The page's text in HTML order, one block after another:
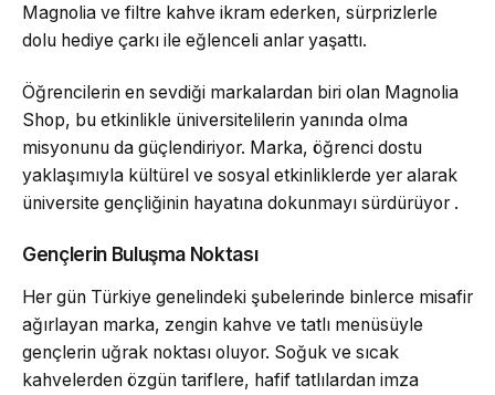
Magnolia ve filtre kahve ikram ederken, sürprizlerle
dolu hediye çarkı ile eğlenceli anlar yaşattı.
Öğrencilerin en sevdiği markalardan biri olan Magnolia
Shop, bu etkinlikle üniversitelilerin yanında olma
misyonunu da güçlendiriyor. Marka, öğrenci dostu
yaklaşımıyla kültürel ve sosyal etkinliklerde yer alarak
üniversite gençliğinin hayatına dokunmayı sürdürüyor .
Gençlerin Buluşma Noktası
Her gün Türkiye genelindeki şubelerinde binlerce misafir
ağırlayan marka, zengin kahve ve tatlı menüsüyle
gençlerin uğrak noktası oluyor. Soğuk ve sıcak
kahvelerden özgün tariflere, hafif tatlılardan imza